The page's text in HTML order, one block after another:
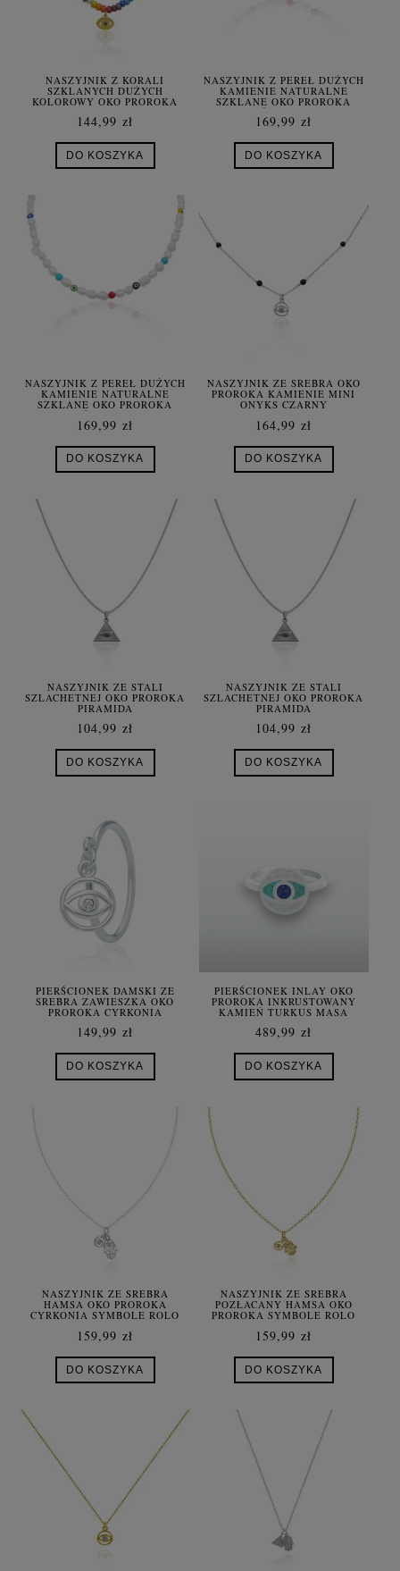
NASZYJNIK Z KORALI
SZKLANYCH DUŻYCH
KOLOROWY OKO PROROKA
144,99 zł
DO KOSZYKA
NASZYJNIK Z PEREŁ DUŻYCH
KAMIENIE NATURALNE
SZKLANE OKO PROROKA
BUŹKA SMILE
169,99 zł
DO KOSZYKA
NASZYJNIK Z PEREŁ DUŻYCH
KAMIENIE NATURALNE
SZKLANE OKO PROROKA
BUŹKA SMILE
169,99 zł
DO KOSZYKA
NASZYJNIK ZE SREBRA OKO
PROROKA KAMIENIE MINI
ONYKS CZARNY
164,99 zł
DO KOSZYKA
NASZYJNIK ZE STALI
SZLACHETNEJ OKO PROROKA
PIRAMIDA
104,99 zł
DO KOSZYKA
NASZYJNIK ZE STALI
SZLACHETNEJ OKO PROROKA
PIRAMIDA
104,99 zł
DO KOSZYKA
PIERŚCIONEK DAMSKI ZE
SREBRA ZAWIESZKA OKO
PROROKA CYRKONIA
149,99 zł
DO KOSZYKA
PIERŚCIONEK INLAY OKO
PROROKA INKRUSTOWANY
KAMIEŃ TURKUS MASA
489,99 zł
DO KOSZYKA
NASZYJNIK ZE SREBRA
HAMSA OKO PROROKA
CYRKONIA SYMBOLE ROLO
159,99 zł
DO KOSZYKA
NASZYJNIK ZE SREBRA
POZŁACANY HAMSA OKO
PROROKA SYMBOLE ROLO
159,99 zł
DO KOSZYKA